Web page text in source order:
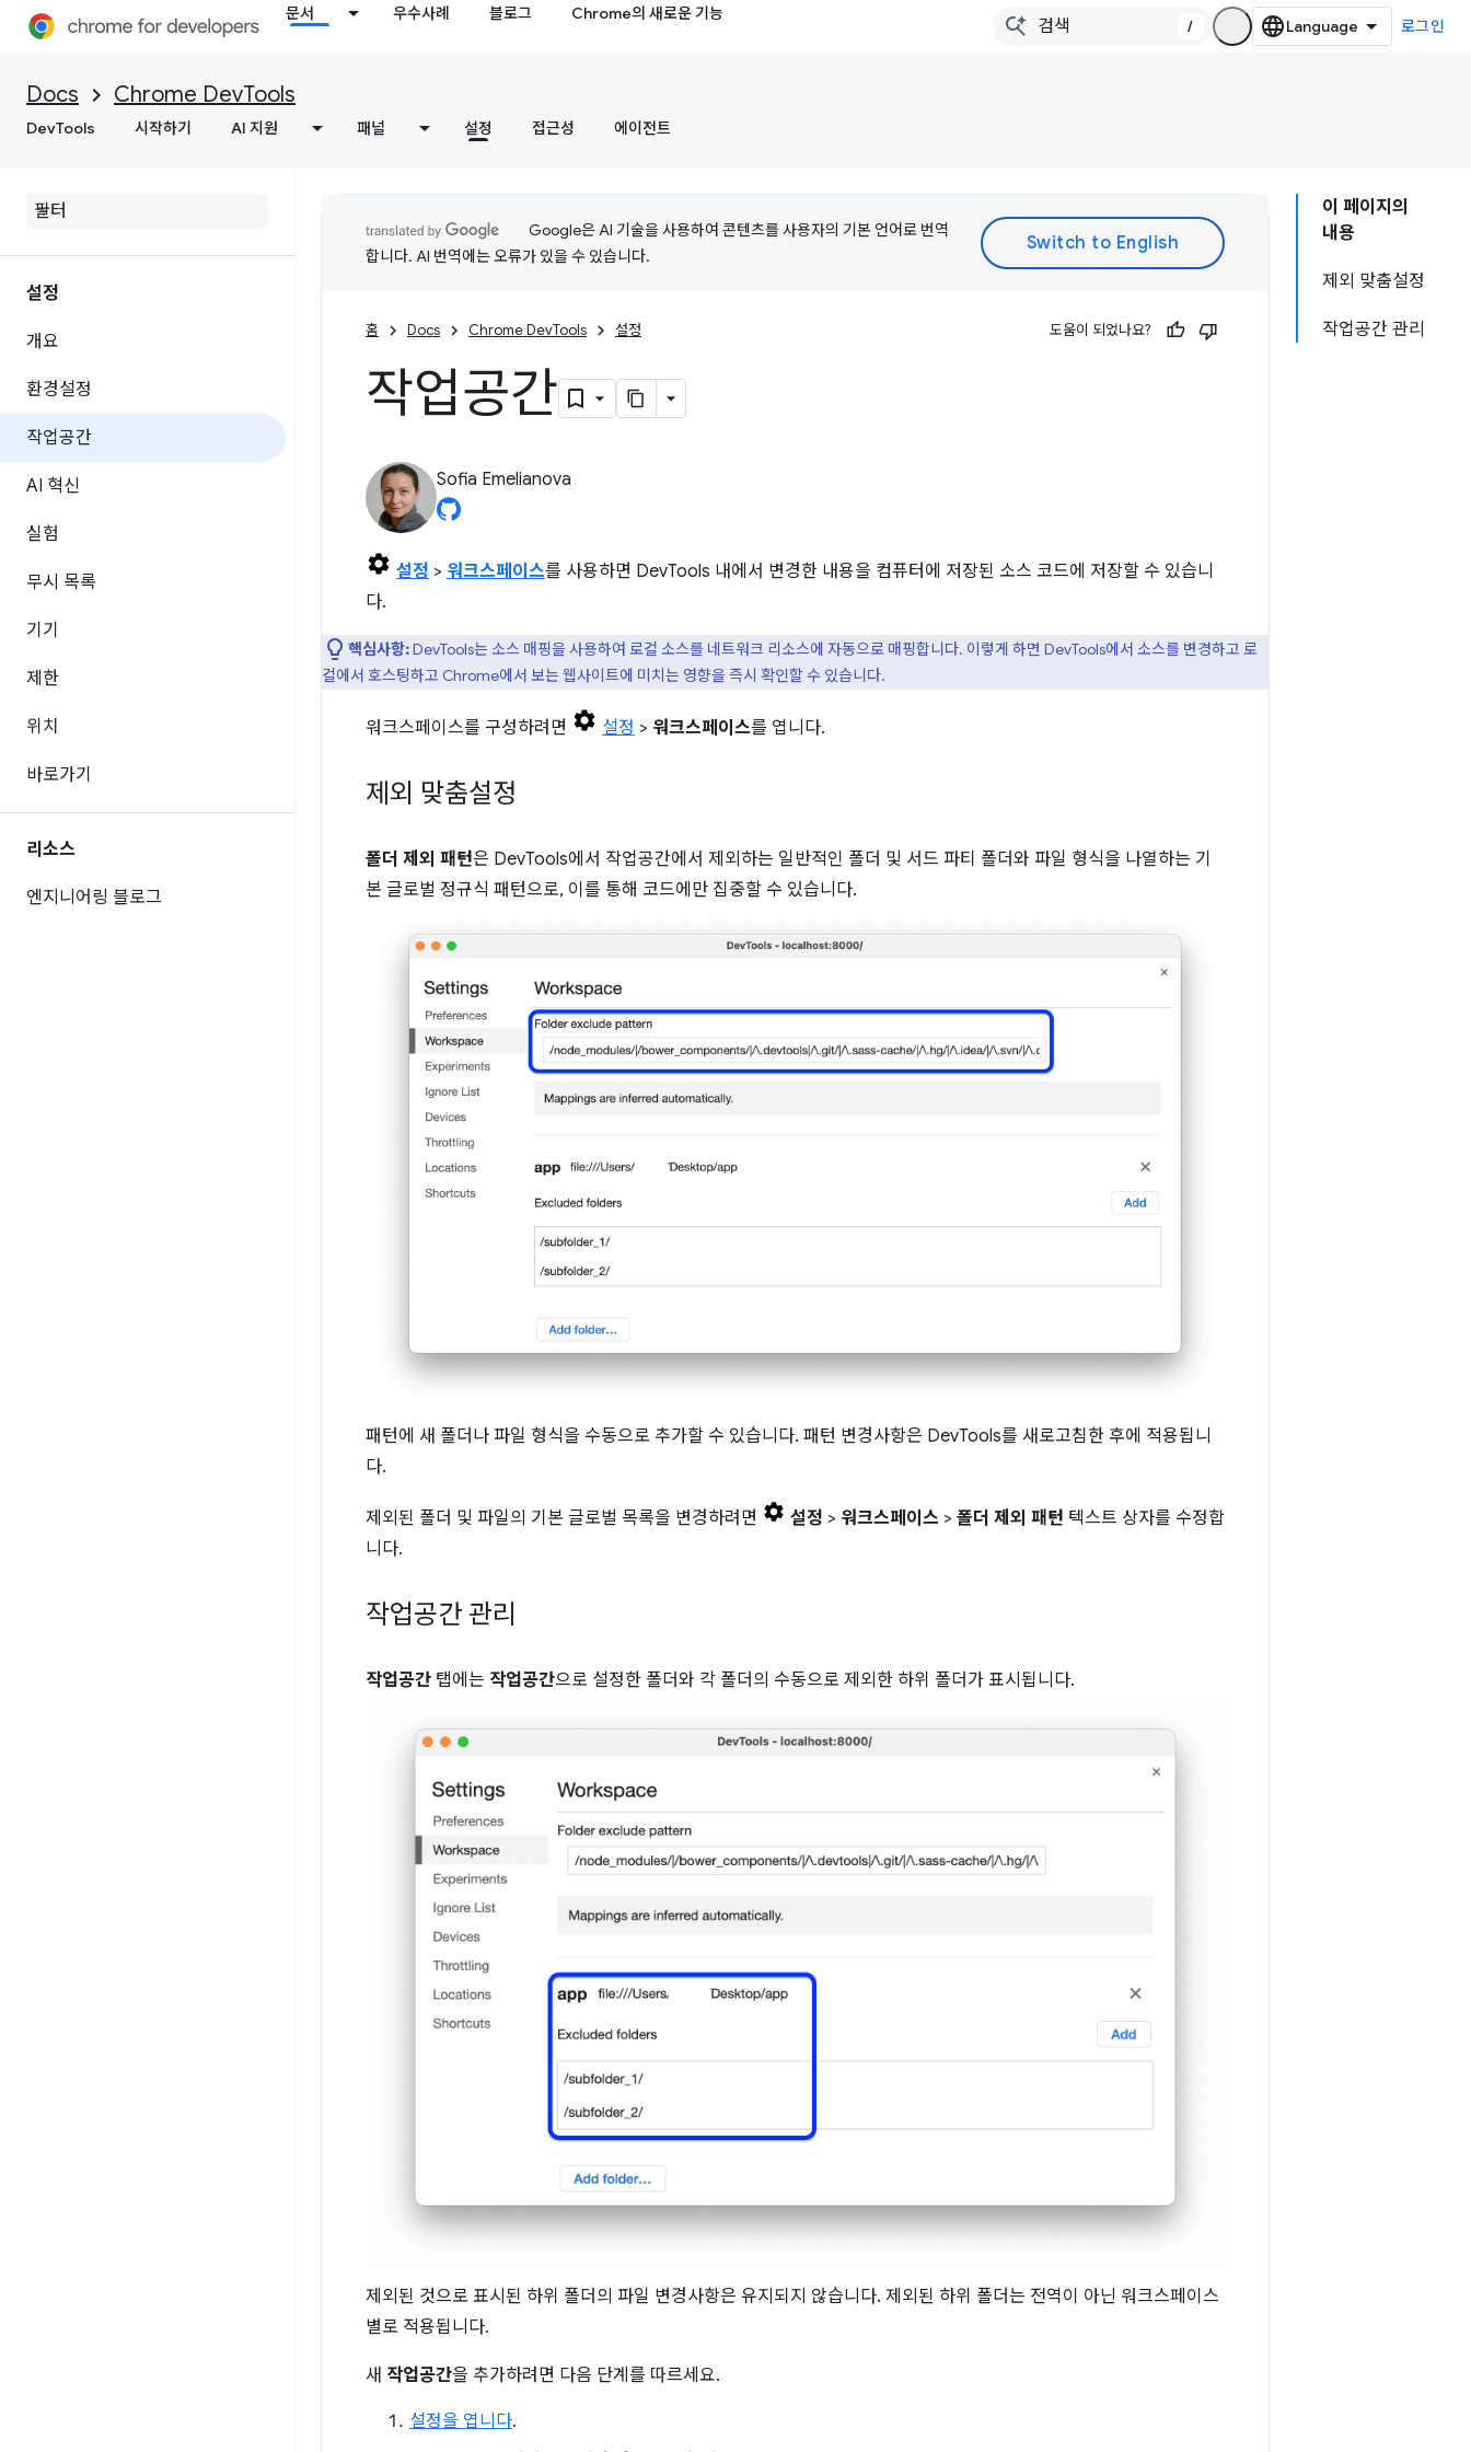
문서 우수사례 블로그 Chrome의 새로운 기능
/ 로그인
Docs Chrome DevTools
DevTools 시작하기 AI 지원 패널 설정 접근성 에이전트
설정
개요
환경설정
작업공간
AI 혁신
실험
무시 목록
기기
제한
위치
바로가기
리소스
엔지니어링 블로그
이 페이지의
내용
제외 맞춤설정
작업공간 관리
Google은 AI 기술을 사용하여 콘텐츠를 사용자의 기본 언어로 번역
합니다. AI 번역에는 오류가 있을 수 있습니다.
홈 Docs Chrome DevTools 설정 도움이 되었나요?
작업공간
Sofia Emelianova
설정 > 워크스페이스를 사용하면 DevTools 내에서 변경한 내용을 컴퓨터에 저장된 소스 코드에 저장할 수 있습니
다.
핵심사항:DevTools는 소스 매핑을 사용하여 로컬 소스를 네트워크 리소스에 자동으로 매핑합니다. 이렇게 하면 DevTools에서 소스를 변경하고 로
컬에서 호스팅하고 Chrome에서 보는 웹사이트에 미치는 영향을 즉시 확인할 수 있습니다.
워크스페이스를 구성하려면 설정 > 워크스페이스를 엽니다.
제외 맞춤설정
폴더 제외 패턴은 DevTools에서 작업공간에서 제외하는 일반적인 폴더 및 서드 파티 폴더와 파일 형식을 나열하는 기
본 글로벌 정규식 패턴으로, 이를 통해 코드에만 집중할 수 있습니다.
패턴에 새 폴더나 파일 형식을 수동으로 추가할 수 있습니다. 패턴 변경사항은 DevTools를 새로고침한 후에 적용됩니
다.
제외된 폴더 및 파일의 기본 글로벌 목록을 변경하려면 설정 > 워크스페이스 > 폴더 제외 패턴 텍스트 상자를 수정합
니다.
작업공간 관리
작업공간 탭에는 작업공간으로 설정한 폴더와 각 폴더의 수동으로 제외한 하위 폴더가 표시됩니다.
제외된 것으로 표시된 하위 폴더의 파일 변경사항은 유지되지 않습니다. 제외된 하위 폴더는 전역이 아닌 워크스페이스
별로 적용됩니다.
새 작업공간을 추가하려면 다음 단계를 따르세요.
설정을 엽니다.